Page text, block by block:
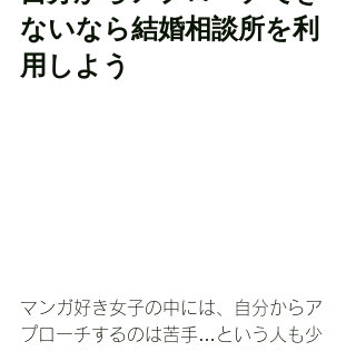
ないなら結婚相談所を利
用しよう
マンガ好き女子の中には、自分からア
プローチするのは苦手…という人も少